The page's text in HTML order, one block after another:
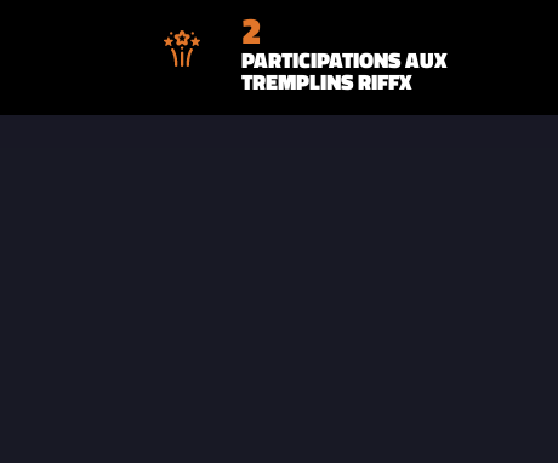
2
PARTICIPATIONS AUX
TREMPLINS RIFFX